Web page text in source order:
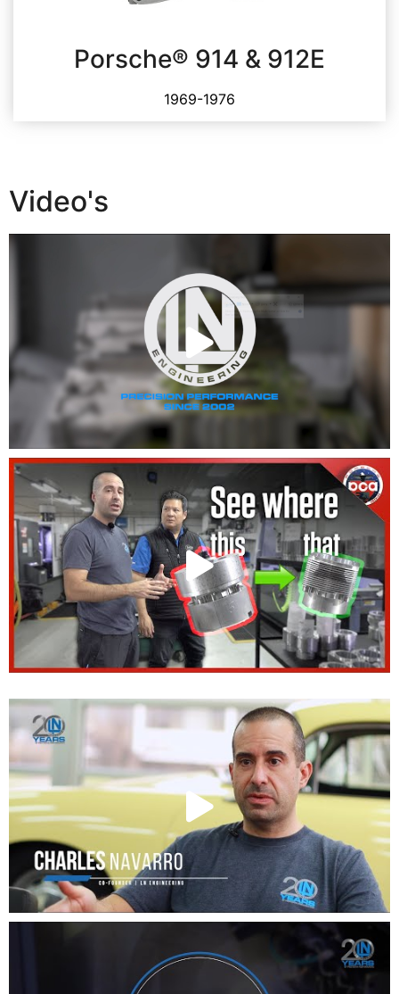
Porsche® 914 & 912E
1969-1976
Video's